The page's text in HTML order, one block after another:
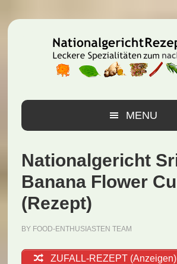
Hauptnavigation
Inhalt
Seitenspalte
MENU
Nationalgericht
Banana Flower
(Rezept)
BY FOOD-ENTHUSIASTEN TEAM
ZUFALL-REZEPT (Anzeigen)